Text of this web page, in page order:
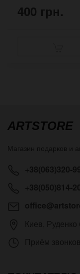
400 грн.
ARTSTORE